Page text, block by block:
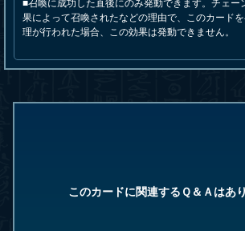
■召喚に成功した直後にのみ発動できます。チェー
果によって召喚されたなどの理由で、このカード
理が行われた場合、この効果は発動できません。
このカードに関連するＱ＆Ａはあ